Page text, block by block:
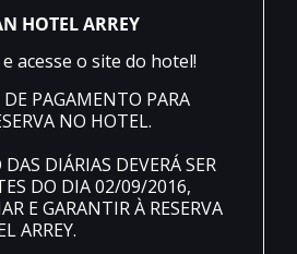
HOTEL ARREY
e acesse o site do hotel!
PAGAMENTO PARA
NO HOTEL.
DIÁRIAS DEVERÁ SER
DO DIA 02/09/2016,
E GARANTIR À RESERVA
ARREY.